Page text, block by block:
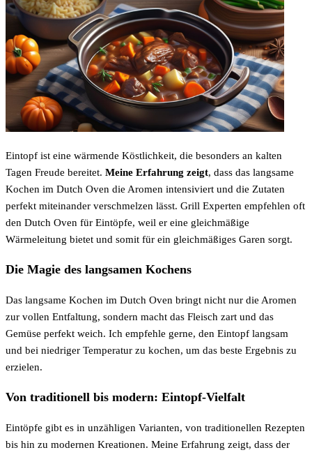
Eintopf ist eine wärmende Köstlichkeit, die besonders an kalten
Tagen Freude bereitet. Meine Erfahrung zeigt, dass das langsame
Kochen im Dutch Oven die Aromen intensiviert und die Zutaten
perfekt miteinander verschmelzen lässt. Grill Experten empfehlen oft
den Dutch Oven für Eintöpfe, weil er eine gleichmäßige
Wärmeleitung bietet und somit für ein gleichmäßiges Garen sorgt.
Die Magie des langsamen Kochens
Das langsame Kochen im Dutch Oven bringt nicht nur die Aromen
zur vollen Entfaltung, sondern macht das Fleisch zart und das
Gemüse perfekt weich. Ich empfehle gerne, den Eintopf langsam
und bei niedriger Temperatur zu kochen, um das beste Ergebnis zu
erzielen.
Von traditionell bis modern: Eintopf-Vielfalt
Eintöpfe gibt es in unzähligen Varianten, von traditionellen Rezepten
bis hin zu modernen Kreationen. Meine Erfahrung zeigt, dass der